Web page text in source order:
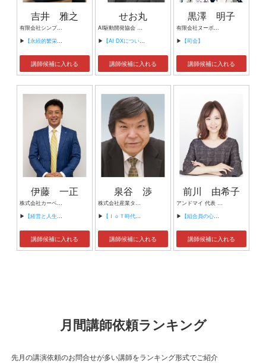
吉井 雅之
有限会社シンプルタスク 代表取締役 習慣形成コンサルタント
▶ 【永続的繁栄の組織づくり】
講師候補に入れる
せお丸
AI駆動開発協会 代表理事 サイバーフリークス株式会社 代表取締役
▶ 【AI DXについて】
講師候補に入れる
黒澤 明子
有限会社ヌーボヌール代表取締役
▶ 【司会】
講師候補に入れる
伊藤 一正
▶ 【経営と人生がHappyになる3つのキーワード】
講師候補に入れる
泉谷 渉
▶ 【ＩｏＴ時代にニッポンの製造業が一気に抜け出す！！ ～世界トップシェアのセンサーとロボットで戦え！】
講師候補に入れる
前川 由希子
▶ 【組合員の心をぐっと掴むコミュニケーション術～組合員が「あなたが言うなら」と動き出す３ステップ～】
講師候補に入れる
月間講師依頼ランキング
先月の講演依頼のお問合せが多い講師をランキング形式でご紹介